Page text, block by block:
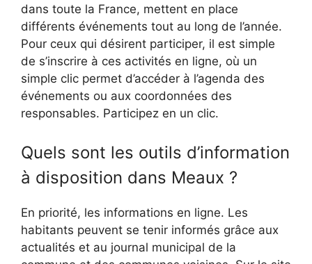
dans toute la France, mettent en place
différents événements tout au long de l’année.
Pour ceux qui désirent participer, il est simple
de s’inscrire à ces activités en ligne, où un
simple clic permet d’accéder à l’agenda des
événements ou aux coordonnées des
responsables. Participez en un clic.
Quels sont les outils d’information
à disposition dans Meaux ?
En priorité, les informations en ligne. Les
habitants peuvent se tenir informés grâce aux
actualités et au journal municipal de la